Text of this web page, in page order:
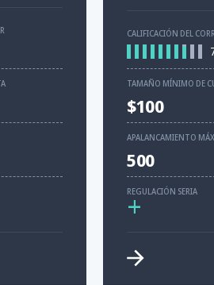
CALIFICACIÓN DEL
TAMAÑO MÍNIMO DE
$100
APALANCAMIENTO
500
REGULACIÓN SERIA
+